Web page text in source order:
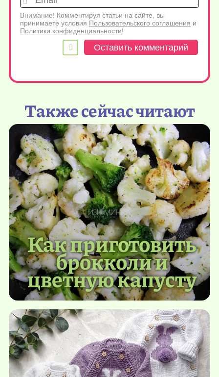
Внимание! Комментируя статьи на сайте, вы
принимаете условия Пользовательского соглашения и
Политики конфиденциальности!
Также сейчас читают
Как приготовить
брокколи и
цветную капусту